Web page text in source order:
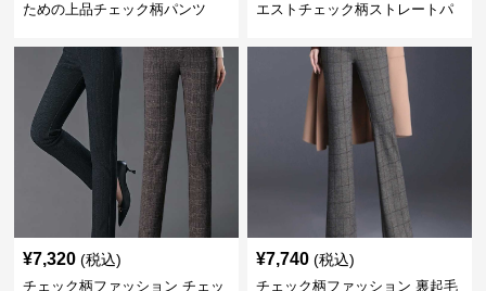
ための上品チェック柄パンツ
エストチェック柄ストレートパ
¥7,320 (税込)
チェック柄ファッション チェッ
¥7,740 (税込)
チェック柄ファッション 裏起毛